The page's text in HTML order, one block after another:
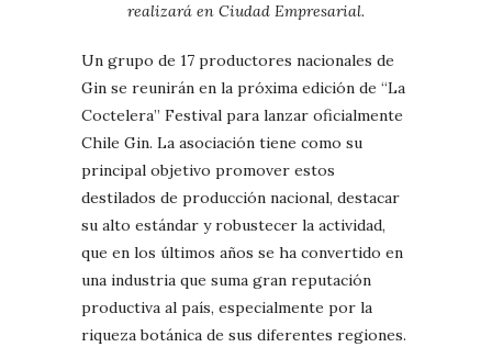
realizará en Ciudad Empresarial.
Un grupo de 17 productores nacionales de
Gin se reunirán en la próxima edición de “La
Coctelera” Festival para lanzar oficialmente
Chile Gin. La asociación tiene como su
principal objetivo promover estos
destilados de producción nacional, destacar
su alto estándar y robustecer la actividad,
que en los últimos años se ha convertido en
una industria que suma gran reputación
productiva al país, especialmente por la
riqueza botánica de sus diferentes regiones.